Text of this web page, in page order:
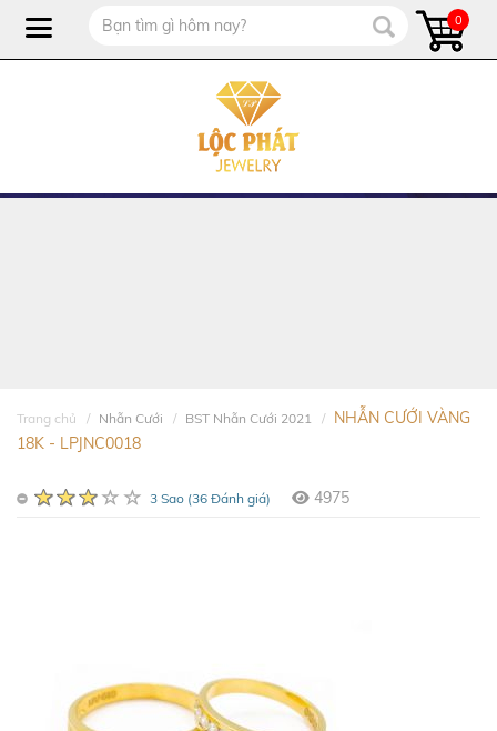
0
Trang chủ Nhẫn Cưới BST Nhẫn Cưới 2021
NHẪN CƯỚI VÀNG
18K - LPJNC0018
3 Sao (36 Đánh giá) 4975